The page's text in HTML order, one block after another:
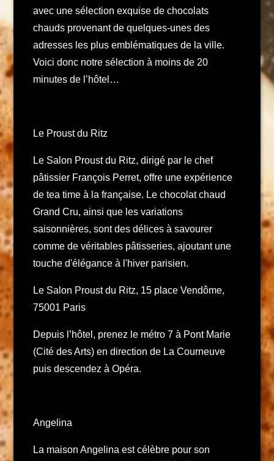
avec une sélection exquise de chocolats
chauds provenant de quelques-unes des
adresses les plus emblématiques de la ville.
Voici donc notre sélection à moins de 20
minutes de l’hôtel…
Le Proust du Ritz
Le Salon Proust du Ritz, dirigé par le chef
pâtissier François Perret, offre une expérience
de tea time à la française. Le chocolat chaud
Grand Cru, ainsi que les variations
saisonnières, sont des délices à savourer
comme de véritables pâtisseries, ajoutant une
touche d'élégance à l'hiver parisien.
Le Salon Proust du Ritz, 15 place Vendôme,
75001 Paris
Depuis l’hôtel, prenez le métro 7 à Pont Marie
(Cité des Arts) en direction de La Courneuve
puis descendez à Opéra.
Angelina
La maison Angelina est célèbre pour son